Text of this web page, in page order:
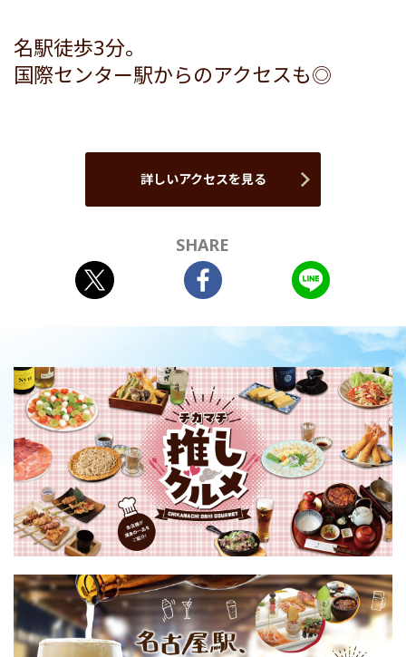
名駅徒歩3分。
国際センター駅からのアクセスも◎
詳しいアクセスを見る
SHARE